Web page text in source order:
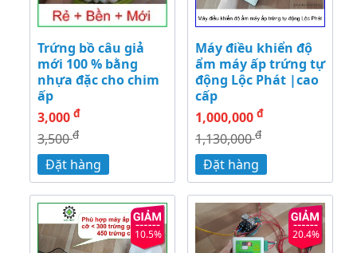
Trứng bồ câu giả
mới 100 % bằng
nhựa đặc cho chim
ấp
3,000 đ
3,500đ
Đặt hàng
Máy điều khiển độ
ẩm máy ấp trứng tự
động Lộc Phát |cao
cấp
1,000,000 đ
1,130,000đ
Đặt hàng
10.5% 20.4%